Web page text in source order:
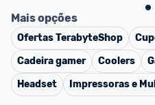
Mais opções
OfertasTerabyteShop
Cadeira gamer
Coolers
Headset
Impressoras e